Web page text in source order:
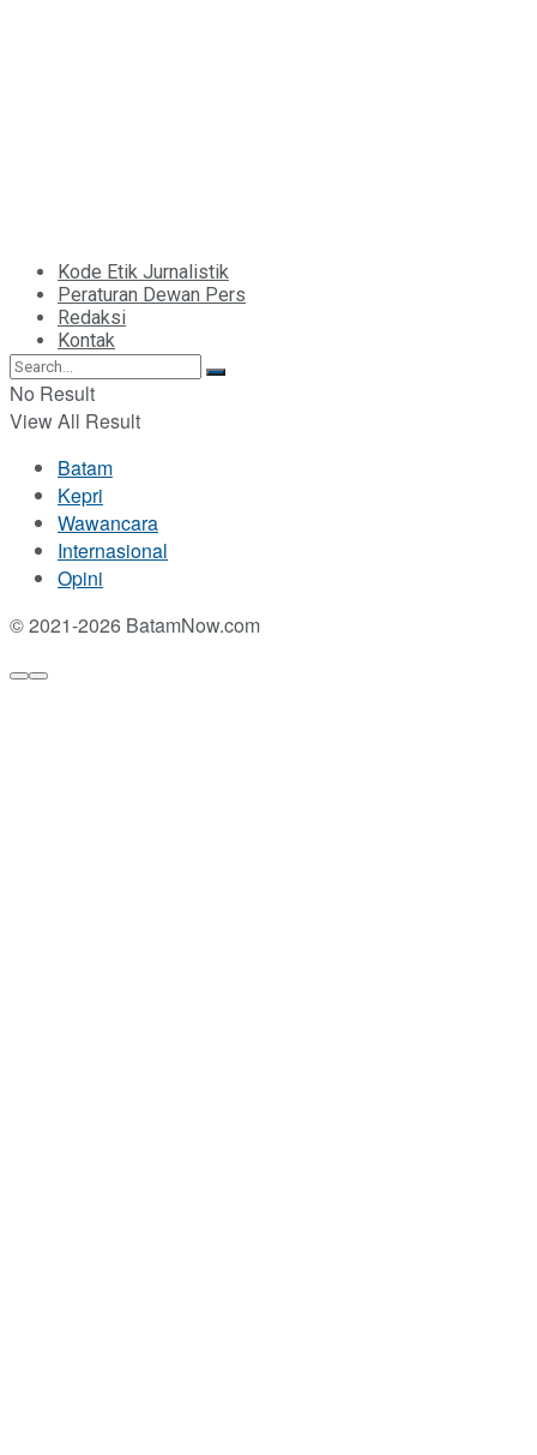
Kode Etik Jurnalistik
Peraturan Dewan Pers
Redaksi
Kontak
No Result
View All Result
Batam
Kepri
Wawancara
Internasional
Opini
© 2021-2026 BatamNow.com